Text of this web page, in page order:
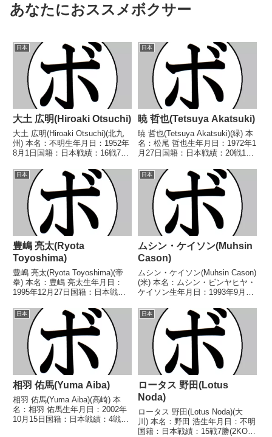
あなたにおススメボクサー
日本
大土 広明(Hiroaki Otsuchi)
大土 広明(Hiroaki Otsuchi)(北九
州) 本名：不明生年月日：1952年
8月1日国籍：日本戦績：16戦7勝
度西部日本バンタム級新人
王 【戦歴】1973/10/03 ●4R判
定 (採点不明) ...
日本
暁 哲也(Tetsuya Akatsuki)
暁 哲也(Tetsuya Akatsuki)(緑) 本
名：松尾 哲也生年月日：1972年1
月27日国籍：日本戦績：20戦13
1991年度中日本フライ級新人
王 【戦歴】1990/08/05
○1RKO 吉田 ...
日本
豊嶋 亮太(Ryota
Toyoshima)
豊嶋 亮太(Ryota Toyoshima)(帝
拳) 本名：豊嶋 亮太生年月日：
1995年12月27日国籍：日本戦
得タイトル】2016年度全日本ウ
ェルター級新人王第42代OPBF東
洋太平洋ウェルター...
日本
ムシン・ケイソン(Muhsin
Cason)
ムシン・ケイソン(Muhsin Cason)
(米) 本名：ムシン・ビンヤヒヤ・
ケイソン生年月日：1993年9月28
(11KO) 【獲得タイトル】UBF全
米クルーザー級王座 【戦歴】
2018/05/05 ○4R判定...
日本
相羽 佑馬(Yuma Aiba)
相羽 佑馬(Yuma Aiba)(高崎) 本
名：相羽 佑馬生年月日：2002年
10月15日国籍：日本戦績：4戦1
日本
ロータス 野田(Lotus
Noda)
ロータス 野田(Lotus Noda)(大
川) 本名：野田 浩生年月日：不明
国籍：日本戦績：15戦7勝(2KO)7